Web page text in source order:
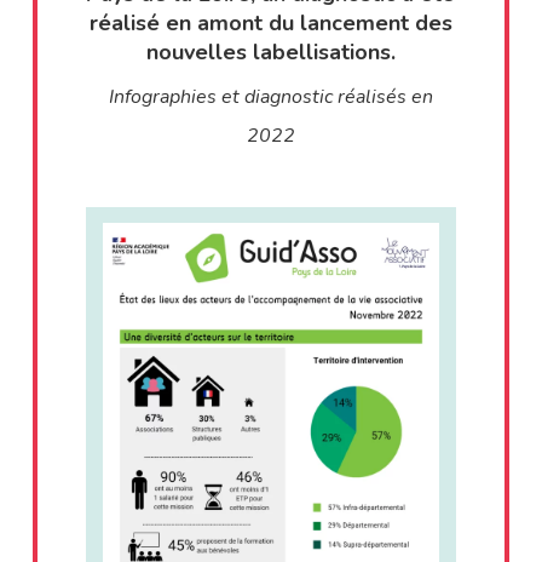
réalisé en amont du lancement des
nouvelles labellisations.
Infographies et diagnostic réalisés en
2022